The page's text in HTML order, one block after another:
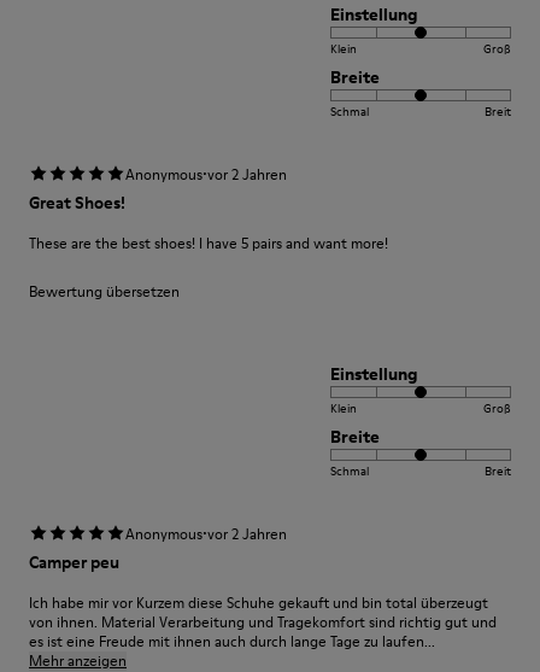
Einstellung
Klein Groß
Breite
Schmal Breit
Anonymous·vor 2 Jahren
Great Shoes!
These are the best shoes! I have 5 pairs and want more!
Bewertung übersetzen
Einstellung
Klein Groß
Breite
Schmal Breit
Anonymous·vor 2 Jahren
Camper peu
Ich habe mir vor Kurzem diese Schuhe gekauft und bin total überzeugt
von ihnen. Material Verarbeitung und Tragekomfort sind richtig gut und
es ist eine Freude mit ihnen auch durch lange Tage zu laufen...
Mehr anzeigen